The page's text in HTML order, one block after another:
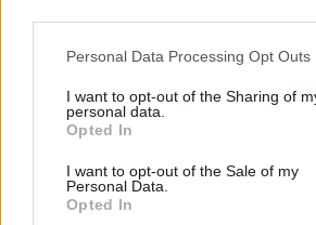
Please note that this website/app uses
not limited to your visit or usage
grant or deny consent to Google and its
use your data for below specified
consent section.
Personal Data Processing Opt Outs
I want to opt-out of the Sharing of
personal data.
Opted In
I want to opt-out of the Sale of my
Personal Data.
Opted In
Διαβάστε περισσότερα
Διαβάστε επίσης